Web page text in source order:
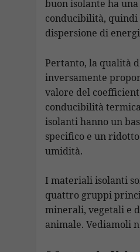
buon isolante ha una
conducibilità, quindi
dispersione di
Pertanto, la qualità
inversamente
valore del
conducibilità
isolanti hanno un
specifico e un
umidità.
I materiali isolanti
quattro gruppi
minerali, vegetali e
animale. Vediamoli